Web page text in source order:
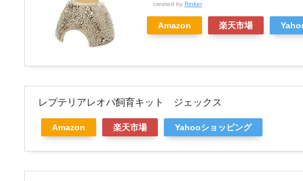
created by Rinker
Amazon 楽天市場
レプテリアレオパ飼育キット ジェックス
Amazon 楽天市場 Yahooショッピング